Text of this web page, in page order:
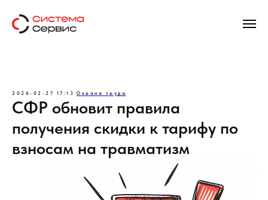
2026-02-27 17:13 Охрана труда
СФР обновит правила
получения скидки к тарифу по
взносам на травматизм